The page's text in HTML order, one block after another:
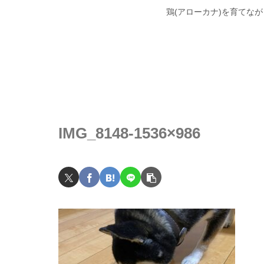
鶏(アローカナ)を育てな
IMG_8148-1536×986